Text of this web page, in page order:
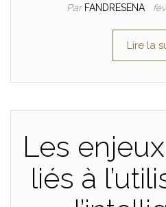
Par FANDRESENA
Lire la
Les
liés à